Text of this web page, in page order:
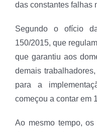
das constantes falhas
Segundo o ofício
150/2015, que
que garantiu aos
demais
para a
começou a contar em
Ao mesmo tempo, os